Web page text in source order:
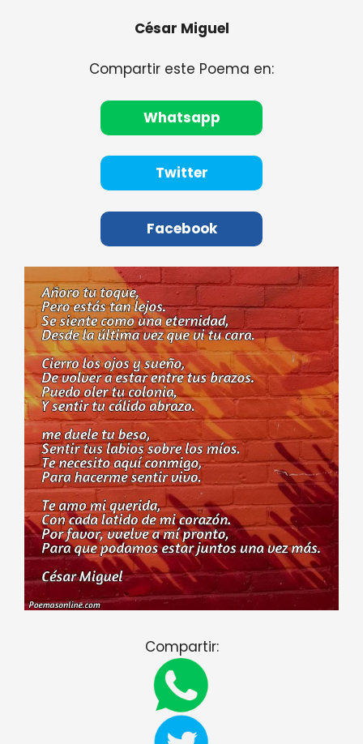
César Miguel
Compartir este Poema en:
Whatsapp
Twitter
Facebook
Compartir: